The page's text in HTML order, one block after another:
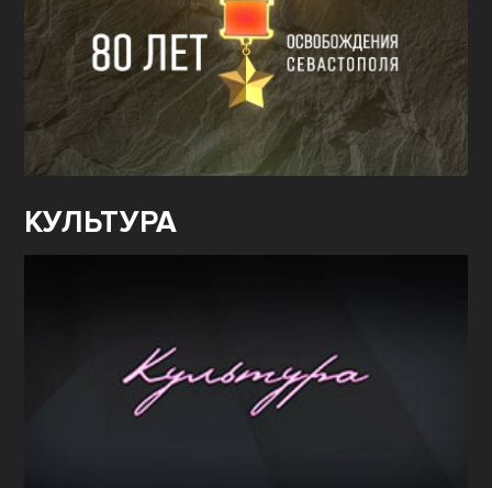
КУЛЬТУРА